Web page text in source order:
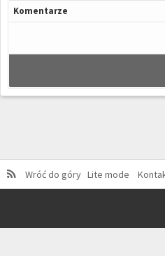
Komentarze
Wróć do góry Lite mode